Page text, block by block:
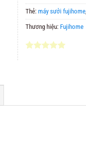
Thẻ: máy sưởi fujihome
Thương hiệu: Fujihome